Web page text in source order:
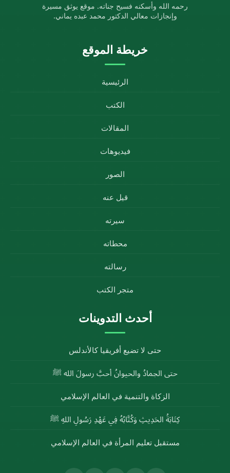
رحمه الله وأسكنه فسيح جناته. موقع يوثق مسيرة
وإنجازات معالي الدكتور محمد عبده يماني.
خريطة الموقع
الرئيسية
الكتب
المقالات
فيديوهات
الصور
قيل عنه
سيرته
محطاته
رسالته
متجر الكتب
أحدث التدوينات
حتى لا تضيع أفريقيا كالأندلس
حتى الجمادُ والحيوانُ أحبَّ رسولَ الله ﷺ
الزكاة والتنمية في العالم الإسلامي
كِتَابَةُ الحَدِيثِ وَكُتَّابُهُ فِي عَهْدِ رَسُولِ اللهِ ﷺ
مستقبل تعليم المرأة في العالم الإسلامي